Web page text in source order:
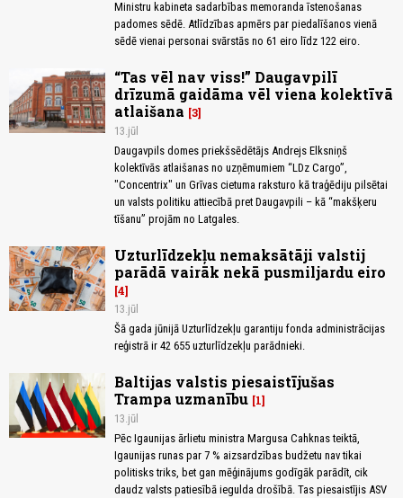
Ministru kabineta sadarbības memoranda īstenošanas
padomes sēdē. Atlīdzības apmērs par piedalīšanos vienā
sēdē vienai personai svārstās no 61 eiro līdz 122 eiro.
“Tas vēl nav viss!” Daugavpilī
drīzumā gaidāma vēl viena kolektīvā
atlaišana 3
13.jūl
Daugavpils domes priekšsēdētājs Andrejs Elksniņš
kolektīvās atlaišanas no uzņēmumiem “LDz Cargo”,
"Concentrix" un Grīvas cietuma raksturo kā traģēdiju pilsētai
un valsts politiku attiecībā pret Daugavpili – kā “makšķeru
tīšanu” projām no Latgales.
Uzturlīdzekļu nemaksātāji valstij
parādā vairāk nekā pusmiljardu eiro
4
13.jūl
Šā gada jūnijā Uzturlīdzekļu garantiju fonda administrācijas
reģistrā ir 42 655 uzturlīdzekļu parādnieki.
Baltijas valstis piesaistījušas
Trampa uzmanību 1
13.jūl
Pēc Igaunijas ārlietu ministra Margusa Cahknas teiktā,
Igaunijas runas par 7 % aizsardzības budžetu nav tikai
politisks triks, bet gan mēģinājums godīgāk parādīt, cik
daudz valsts patiesībā iegulda drošībā. Tas piesaistījis ASV